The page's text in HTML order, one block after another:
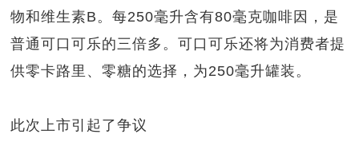
物和维生素B。每250毫升含有80毫克咖啡因，是
普通可口可乐的三倍多。可口可乐还将为消费者提
供零卡路里、零糖的选择，为250毫升罐装。
此次上市引起了争议